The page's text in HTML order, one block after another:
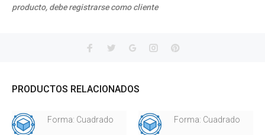
producto, debe registrarse como cliente
PRODUCTOS RELACIONADOS
Forma: Cuadrado Forma: Cuadrado